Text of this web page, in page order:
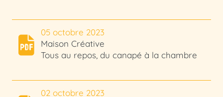
05 octobre 2023
Maison Créative
Tous au repos, du canapé à la chambre
02 octobre 2023